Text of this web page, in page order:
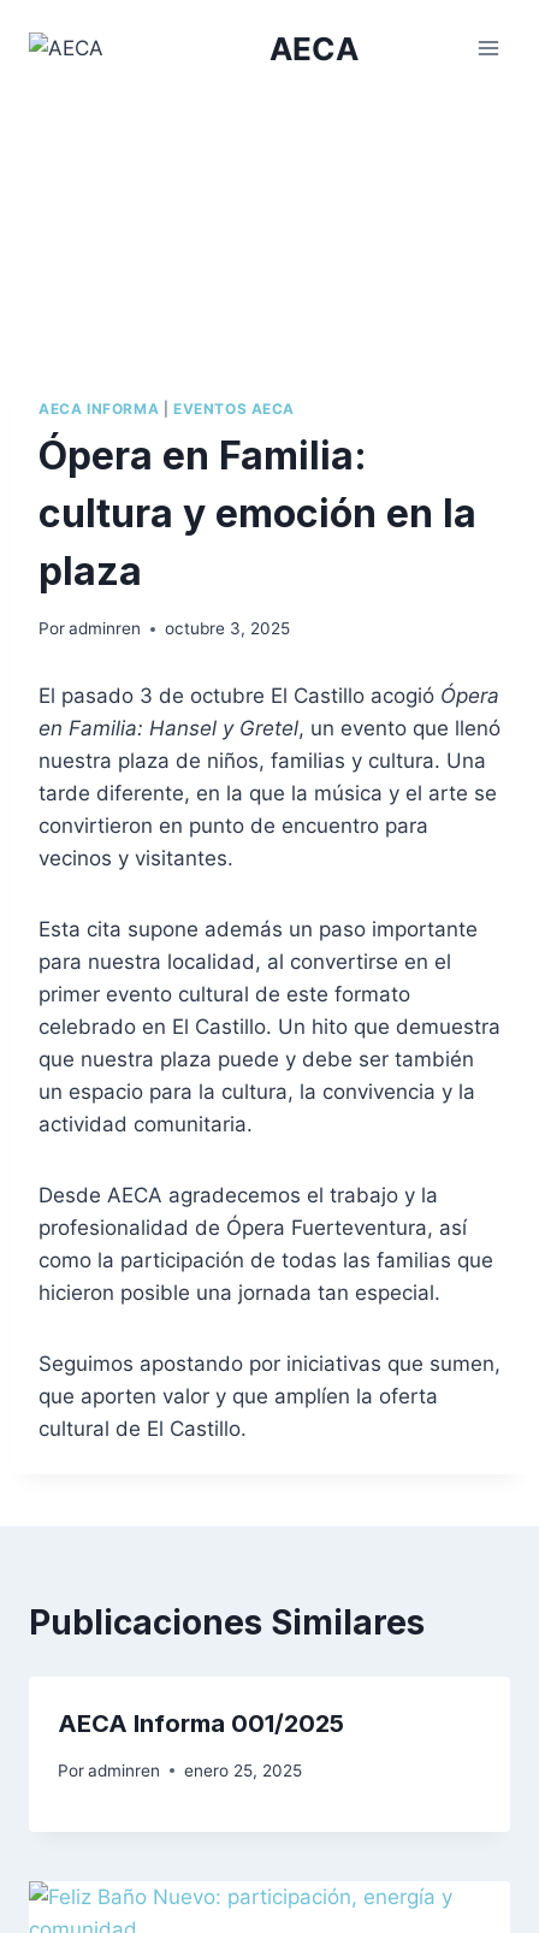
AECA
AECA INFORMA EVENTOS AECA
Ópera en Familia:
cultura y emoción en la
plaza
Poradminren octubre 3, 2025
El pasado 3 de octubre El Castillo acogió Ópera
en Familia: Hansel y Gretel, un evento que llenó
nuestra plaza de niños, familias y cultura. Una
tarde diferente, en la que la música y el arte se
convirtieron en punto de encuentro para
vecinos y visitantes.
Esta cita supone además un paso importante
para nuestra localidad, al convertirse en el
primer evento cultural de este formato
celebrado en El Castillo. Un hito que demuestra
que nuestra plaza puede y debe ser también
un espacio para la cultura, la convivencia y la
actividad comunitaria.
Desde AECA agradecemos el trabajo y la
profesionalidad de Ópera Fuerteventura, así
como la participación de todas las familias que
hicieron posible una jornada tan especial.
Seguimos apostando por iniciativas que sumen,
que aporten valor y que amplíen la oferta
cultural de El Castillo.
Publicaciones Similares
AECA Informa 001/2025
Poradminren enero 25, 2025